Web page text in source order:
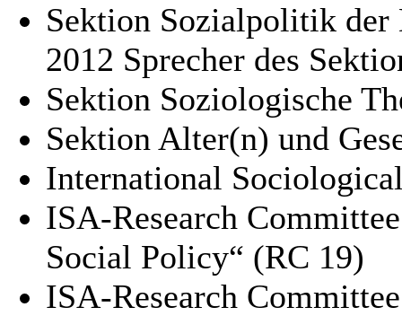
Sektion Sozialpolitik
2012 Sprecher des
Sektion Soziologische
Sektion Alter(n) und
International
ISA-Research
Social Policy“ (RC 19)
ISA-Research